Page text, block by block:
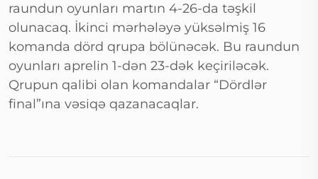
raundun oyunları martın 4-26-da təşkil
olunacaq. İkinci mərhələyə yüksəlmiş 16
komanda dörd qrupa bölünəcək. Bu raundun
oyunları aprelin 1-dən 23-dək keçiriləcək.
Qrupun qalibi olan komandalar “Dördlər
final”ına vəsiqə qazanacaqlar.